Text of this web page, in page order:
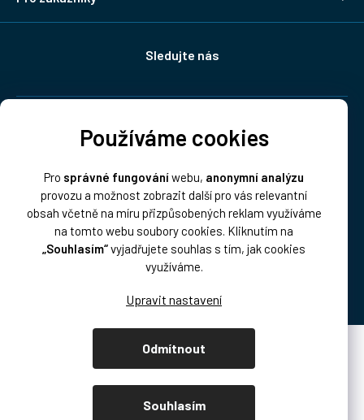
Používáme cookies
Pro správné fungováníwebu, anonymní analýzu
provozu a možnost zobrazit další pro vás relevantní
obsah včetně na míru přizpůsobených reklam využíváme
na tomto webu soubory cookies. Kliknutím na
„Souhlasím“vyjadřujete souhlas s tím, jak cookies
využíváme.
Odmítnout
Souhlasím
Sledujte nás
Platba:
Copyright 2026 . Všechna práva vyhrazena.
Upravit nastavení cookies